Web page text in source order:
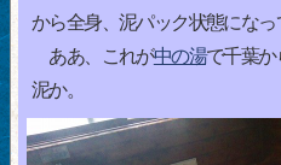
から全身、泥パック状態になっ
ああ、これが中の湯で千葉か
泥か。